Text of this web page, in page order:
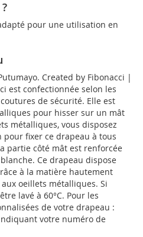
pour une utilisation en
Created by Fibonacci |
est confectionnée selon les
de sécurité. Elle est
pour hisser sur un mât
métalliques, vous disposez
fixer ce drapeau à tous
partie côté mât est renforcée
Ce drapeau dispose
à la matière hautement
oeillets métalliques. Si
lavé à 60°C. Pour les
de votre drapeau :
votre numéro de